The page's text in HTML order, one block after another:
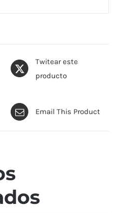
Twitear este
producto
Email This Product